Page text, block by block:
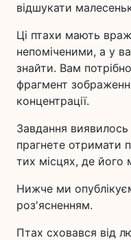
відшукати
Ці птахи мають
непоміченими, а у
знайти. Вам
фрагмент
концентрації.
Завдання
прагнете отримати
тих місцях, де його
Нижче ми
роз'ясненням.
Птах сховався від